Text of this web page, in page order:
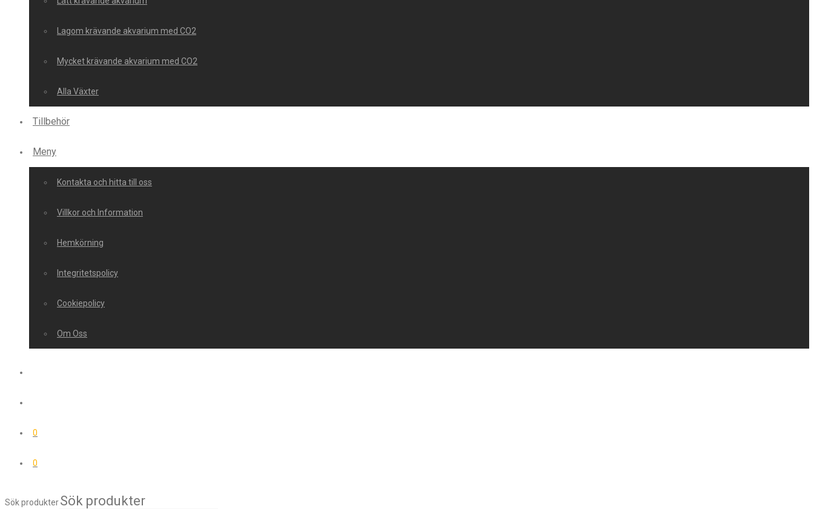
Lagom krävande akvarium med CO2
Mycket krävande akvarium med CO2
Alla Växter
Tillbehör
Meny
Kontakta och hitta till oss
Villkor och Information
Hemkörning
Integritetspolicy
Cookiepolicy
Om Oss
0
0
Sök produkter